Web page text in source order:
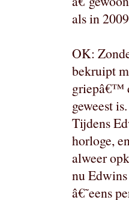
als in
OK:
bekruipt
griepâ€™
geweest is.
Tijdens
horloge,
alweer
nu
â€˜eens